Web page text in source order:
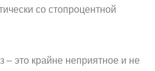
со стопроцентной
– это крайне неприятное и не